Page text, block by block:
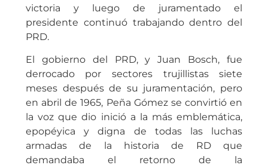
victoria y luego de juramentado el
presidente continuó trabajando dentro del
PRD.
El gobierno del PRD, y Juan Bosch, fue
derrocado por sectores trujillistas siete
meses después de su juramentación, pero
en abril de 1965, Peña Gómez se convirtió en
la voz que dio inició a la más emblemática,
epopéyica y digna de todas las luchas
armadas de la historia de RD que
demandaba el retorno de la